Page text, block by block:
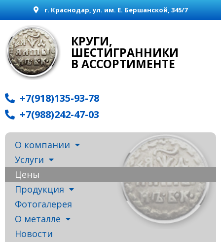
г. Краснодар, ул. им. Е. Бершанской, 345/7
КРУГИ,
ШЕСТИГРАННИКИ
В АССОРТИМЕНТЕ
+7(918)135-93-78
+7(988)242-47-03
О компании
Услуги
Цены
Продукция
Фотогалерея
О металле
Новости